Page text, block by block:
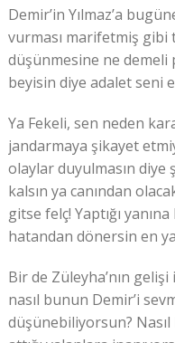
Demir’in Yılmaz’a
vurması marifetmiş gibi
düşünmesine ne demeli
beyisin diye adalet seni
Ya Fekeli, sen neden
jandarmaya şikayet
olaylar duyulmasın diye
kalsın ya canından
gitse felç! Yaptığı
hatandan dönersin en
Bir de Züleyha’nın
nasıl bunun Demir’i
düşünebiliyorsun? Nasıl